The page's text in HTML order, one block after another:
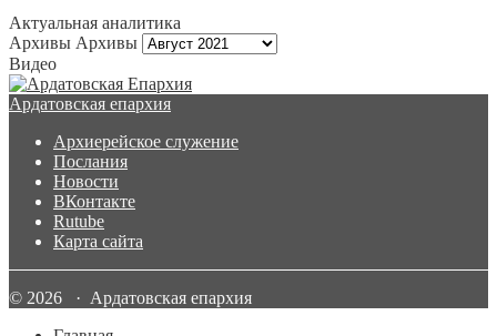
Актуальная аналитика
Архивы Архивы
Видео
Ардатовская епархия
Архиерейское служение
Послания
Новости
ВКонтакте
Rutube
Карта сайта
© 2026 · Ардатовская епархия